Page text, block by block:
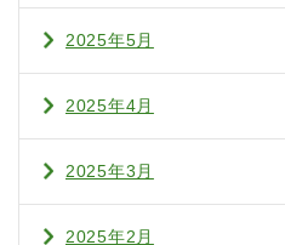
2025年5月
2025年4月
2025年3月
2025年2月